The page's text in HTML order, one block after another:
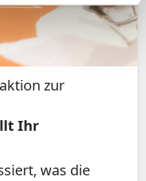
zur
Ihr
was die